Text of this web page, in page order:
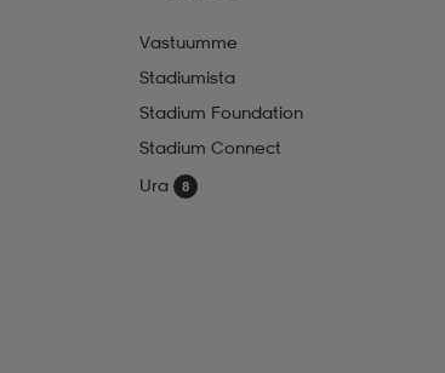
Vastuumme
Stadiumista
Stadium Foundation
Stadium Connect
Ura